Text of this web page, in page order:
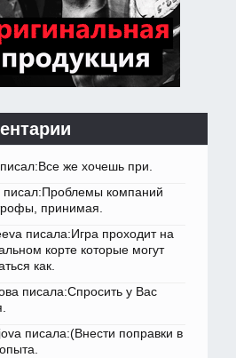
же хочешь при.
писал:Проблемы компаний
принимая.
писала:Игра проходит на
корте которые могут
как.
писала:Спросить у Вас
писала:(Внести поправки в